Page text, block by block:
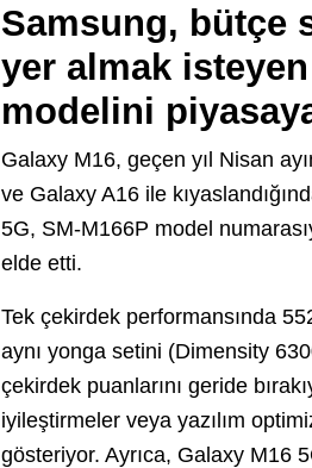
Samsung, bütçe
yer almak
modelini
Galaxy M16, geçen yıl Nisan
ve Galaxy A16 ile
5G, SM-M166P model
elde etti.
Tek çekirdek performansında
aynı yonga setini (Dimensity
çekirdek puanlarını geride
iyileştirmeler veya yazılım
gösteriyor. Ayrıca, Galaxy M16